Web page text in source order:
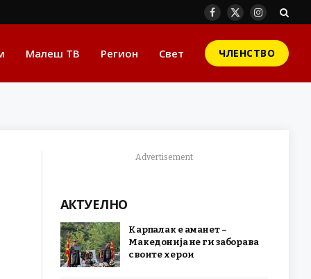
Facebook
X
Instagram
Малеш ТВ Регион Свет ЧЛЕНСТВО
Advertisement
АКТУЕЛНО
Карпалак е аманет –
Македонија не ги заборава
своите херои